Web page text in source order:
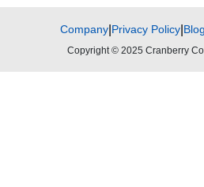
Company| Privacy Policy| Blog
Copyright © 2025 Cranberry